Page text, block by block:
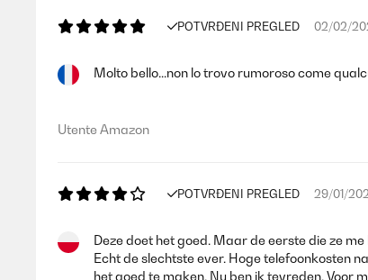
POTVRĐENI PREGLED 02/02/
Molto bello...non lo trovo rumoroso come
Utente Amazon
POTVRĐENI PREGLED 29/01/
Deze doet het goed. Maar de eerste die ze
Echt de slechtste ever. Hoge telefoonkosten
het goed te maken. Nu ben ik tevreden. Voor